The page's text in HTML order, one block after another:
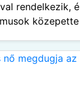
rendelkezik,